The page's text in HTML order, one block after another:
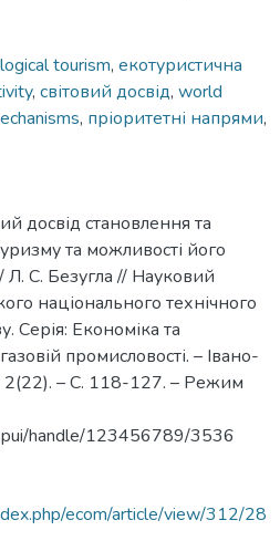
tourism, екотуристична
, світовий досвід, world
, пріоритетні напрями,
досвід становлення та
та можливості його
Л. С. Безугла // Науковий
національного технічного
Серія: Економіка та
промисловості. – Івано-
– C. 118-127. – Режим
handle/123456789/3536
ecom/article/view/312/28